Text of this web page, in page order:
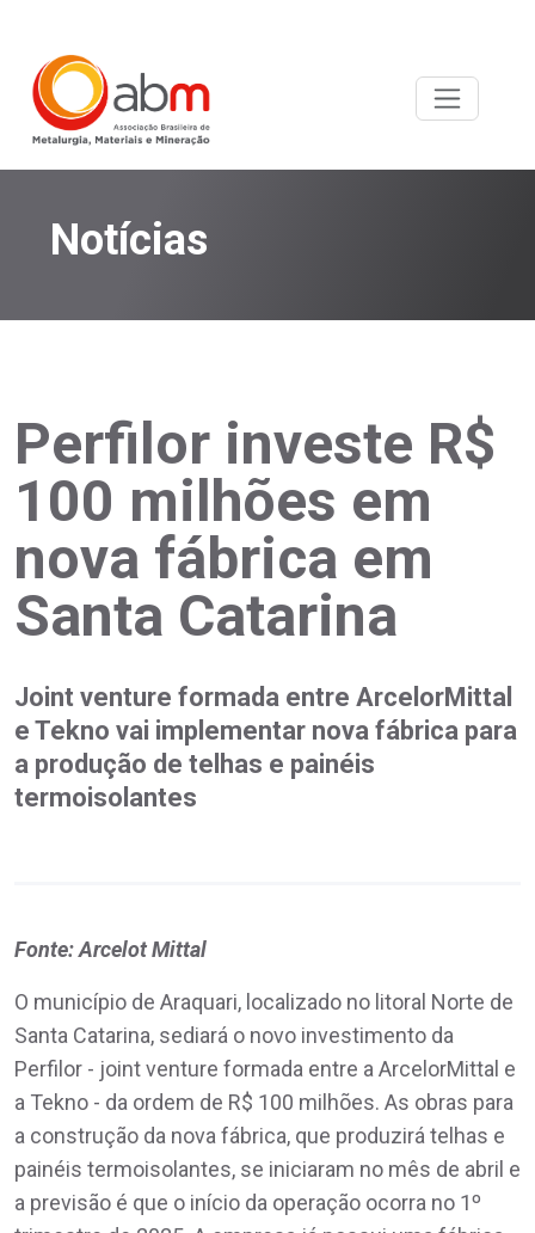
Notícias
Perfilor investe R$
100 milhões em
nova fábrica em
Santa Catarina
Joint venture formada entre ArcelorMittal
e Tekno vai implementar nova fábrica para
a produção de telhas e painéis
termoisolantes
Fonte: Arcelot Mittal
O município de Araquari, localizado no litoral Norte de
Santa Catarina, sediará o novo investimento da
Perfilor - joint venture formada entre a ArcelorMittal e
a Tekno - da ordem de R$ 100 milhões. As obras para
a construção da nova fábrica, que produzirá telhas e
painéis termoisolantes, se iniciaram no mês de abril e
a previsão é que o início da operação ocorra no 1º